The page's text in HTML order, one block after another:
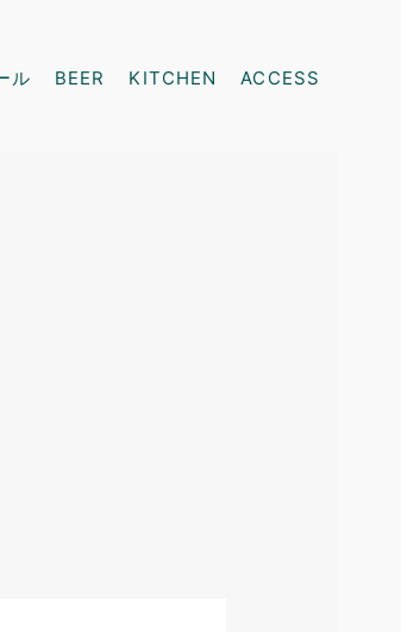
ル BEER KITCHEN ACCESS